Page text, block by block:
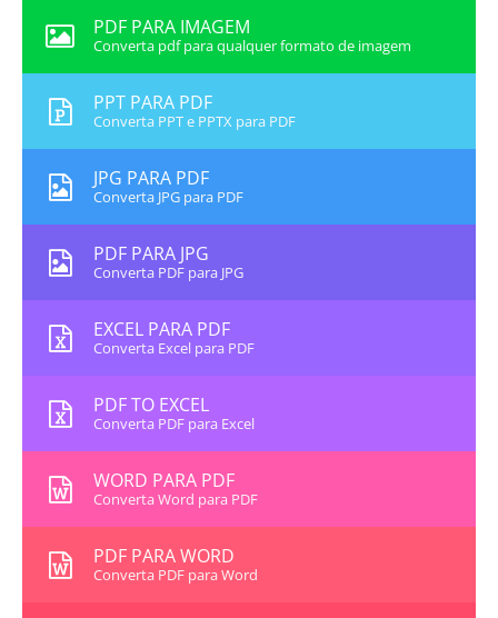
PDF PARA IMAGEM
Converta pdf para qualquer formato de imagem
PPT PARA PDF
Converta PPT e PPTX para PDF
JPG PARA PDF
Converta JPG para PDF
PDF PARA JPG
Converta PDF para JPG
EXCEL PARA PDF
Converta Excel para PDF
PDF TO EXCEL
Converta PDF para Excel
WORD PARA PDF
Converta Word para PDF
PDF PARA WORD
Converta PDF para Word